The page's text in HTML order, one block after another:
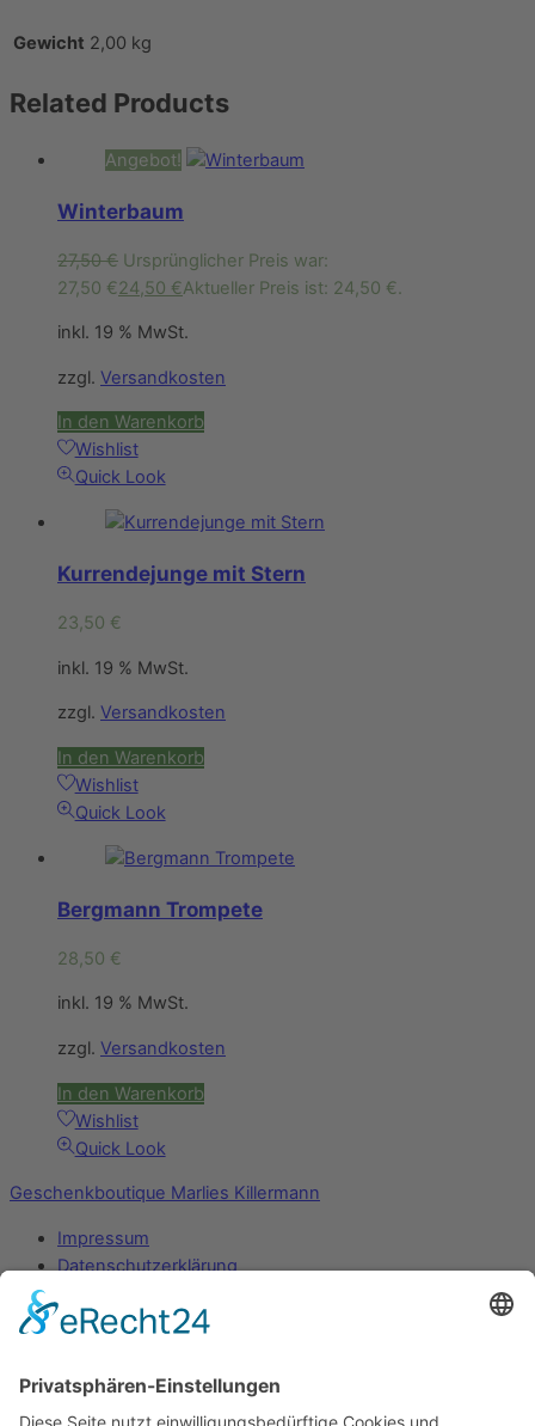
Gewicht 2,00 kg
Related Products
Angebot!
Winterbaum
27,50€ Ursprünglicher Preis war:
27,50 €24,50 €Aktueller Preis ist: 24,50 €.
inkl. 19 % MwSt.
zzgl. Versandkosten
In den Warenkorb
Wishlist
Quick Look
Kurrendejunge mit Stern
23,50 €
inkl. 19 % MwSt.
zzgl. Versandkosten
In den Warenkorb
Wishlist
Quick Look
Bergmann Trompete
28,50 €
inkl. 19 % MwSt.
zzgl. Versandkosten
In den Warenkorb
Wishlist
Quick Look
Geschenkboutique Marlies Killermann
Impressum
Datenschutzerklärung
Zahlungsarten
Widerrufsbelehrung
AGB